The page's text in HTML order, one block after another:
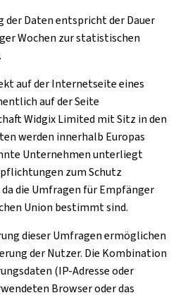
der Daten entspricht der Dauer
Wochen zur statistischen
auf der Internetseite eines
auf der Seite
Widgix Limited mit Sitz in den
werden innerhalb Europas
Unternehmen unterliegt
zum Schutz
die Umfragen für Empfänger
Union bestimmt sind.
dieser Umfragen ermöglichen
der Nutzer. Die Kombination
(IP-Adresse oder
Browser oder das